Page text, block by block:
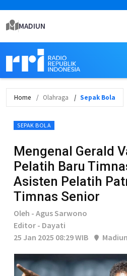
MADIUN
Home Olahraga Sepak Bola
SEPAK BOLA
Mengenal Gerald
Pelatih Baru
Asisten Pelatih
Timnas Senior
Oleh - Agus Sarwono
Editor - Dayati
25 Jan 2025 08:29 WIB
Madiun